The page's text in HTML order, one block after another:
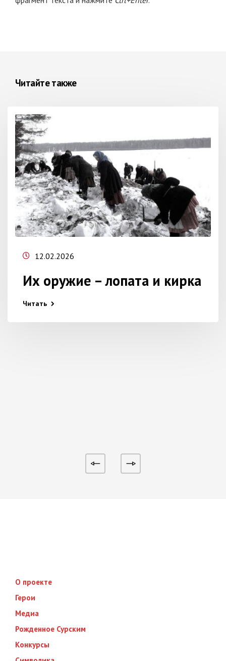
Читайте также
12.02.2026
Их оружие – лопата и кирка
Читать
О проекте
Герои
Медиа
Рожденное Сурским
Конкурсы